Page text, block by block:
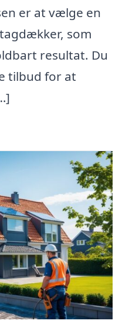
er at vælge en
som
resultat. Du
tilbud for at